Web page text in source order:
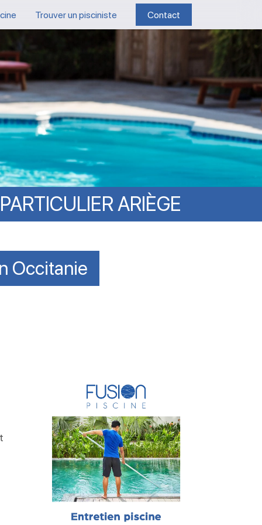
Trouver un pisciniste Contact
PARTICULIER ARIÈGE
Occitanie